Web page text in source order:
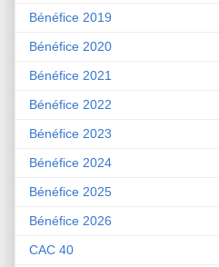
Bénéfice 2019
Bénéfice 2020
Bénéfice 2021
Bénéfice 2022
Bénéfice 2023
Bénéfice 2024
Bénéfice 2025
Bénéfice 2026
CAC 40